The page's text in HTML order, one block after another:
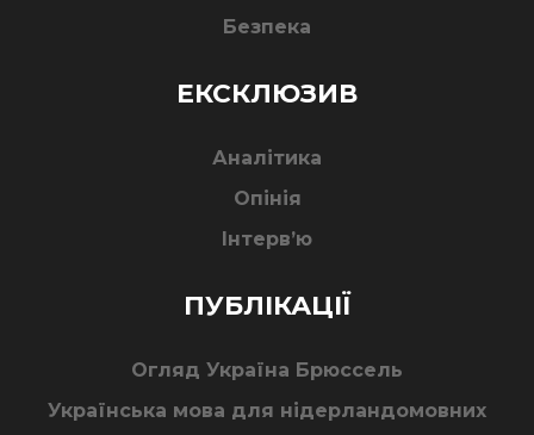
Безпека
ЕКСКЛЮЗИВ
Аналітика
Опінія
Інтерв’ю
ПУБЛІКАЦІЇ
Огляд Україна Брюссель
Українська мова для нідерландомовних